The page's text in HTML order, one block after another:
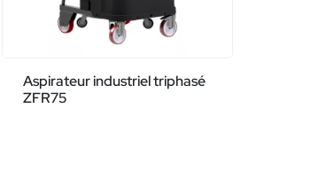
Aspirateur industriel triphasé
ZFR75